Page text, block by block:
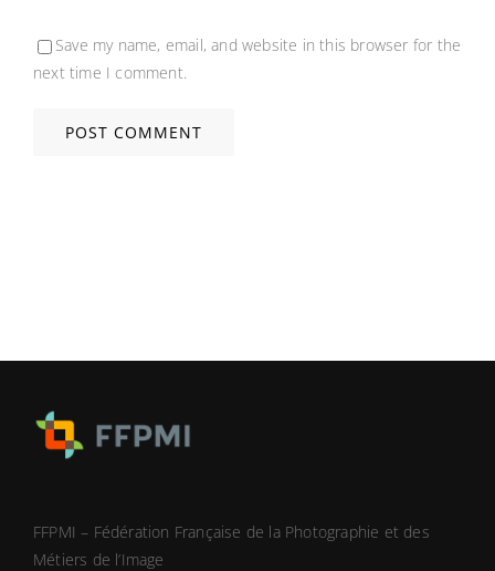
Save my name, email, and website in this browser for the
next time I comment.
FFPMI – Fédération Française de la Photographie et des
Métiers de l’Image